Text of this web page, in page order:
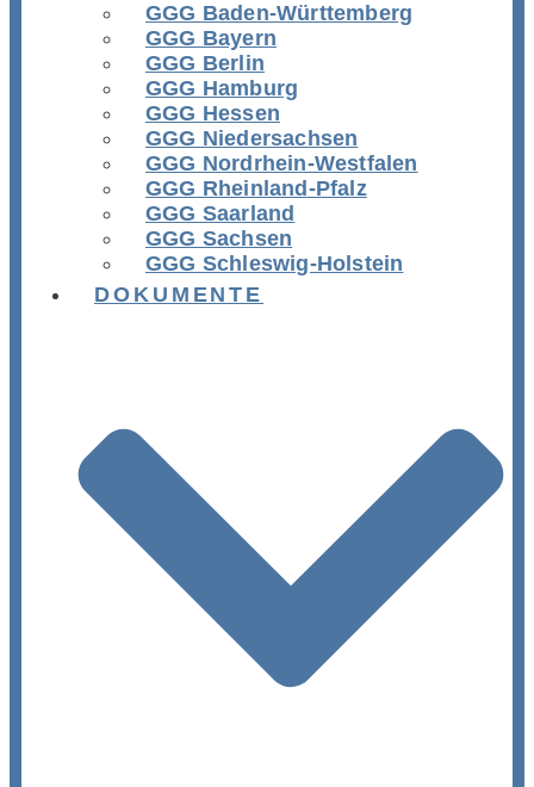
GGG Baden-Württemberg
GGG Bayern
GGG Berlin
GGG Hamburg
GGG Hessen
GGG Niedersachsen
GGG Nordrhein-Westfalen
GGG Rheinland-Pfalz
GGG Saarland
GGG Sachsen
GGG Schleswig-Holstein
DOKUMENTE